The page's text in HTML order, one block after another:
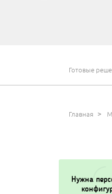
Готовые
Главная >
Нужна